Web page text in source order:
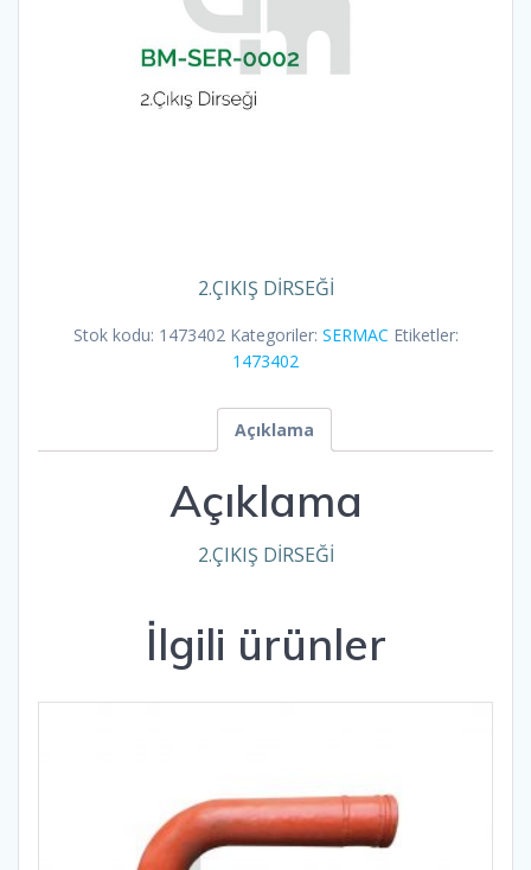
2.ÇIKIŞ DİRSEĞİ
Stok kodu: 1473402 Kategoriler: SERMAC Etiketler:
1473402
Açıklama
Açıklama
2.ÇIKIŞ DİRSEĞİ
İlgili ürünler